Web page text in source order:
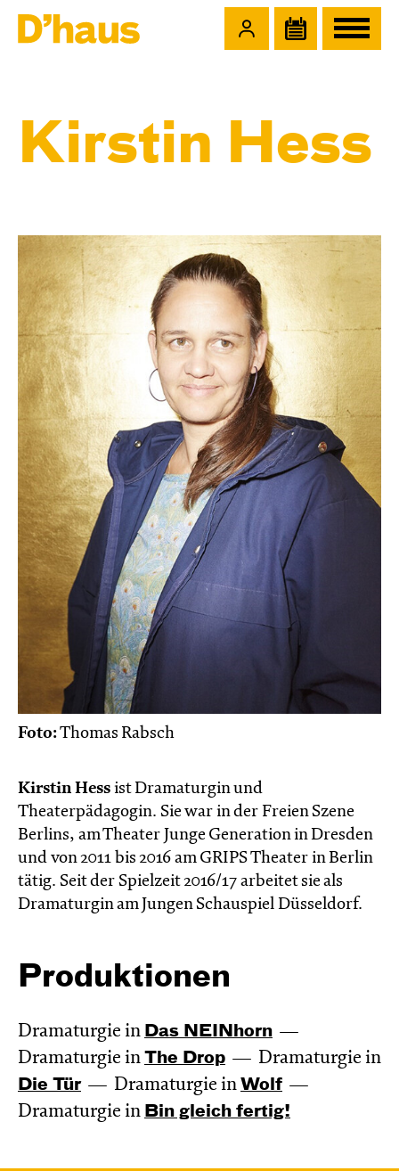
Kirstin Hess
Foto:Thomas Rabsch
Kirstin Hess ist Dramaturgin und
Theaterpädagogin. Sie war in der Freien Szene
Berlins, am Theater Junge Generation in Dresden
und von 2011 bis 2016 am GRIPS Theater in Berlin
tätig. Seit der Spielzeit 2016/17 arbeitet sie als
Dramaturgin am Jungen Schauspiel Düsseldorf.
Produktionen
Dramaturgie in Das NEIN­horn
Dramaturgie in The Drop Dramaturgie in
Die Tür Dramaturgie in Wolf
Dramaturgie in Bin gleich fertig!